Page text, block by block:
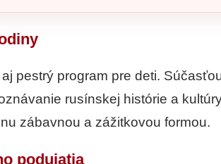
pestrý program pre deti.
rusínskej histórie a
zábavnou a zážitkovou formou.
podujatia